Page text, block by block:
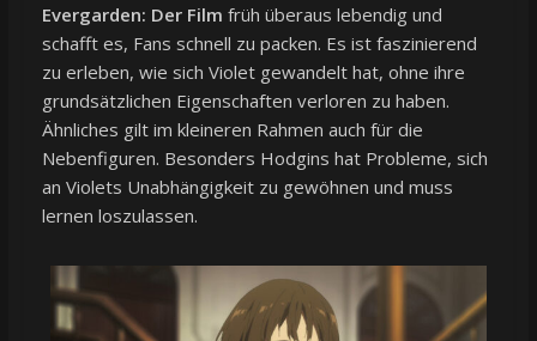
Evergarden: Der Film früh überaus lebendig und
schafft es, Fans schnell zu packen. Es ist faszinierend
zu erleben, wie sich Violet gewandelt hat, ohne ihre
grundsätzlichen Eigenschaften verloren zu haben.
Ähnliches gilt im kleineren Rahmen auch für die
Nebenfiguren. Besonders Hodgins hat Probleme, sich
an Violets Unabhängigkeit zu gewöhnen und muss
lernen loszulassen.